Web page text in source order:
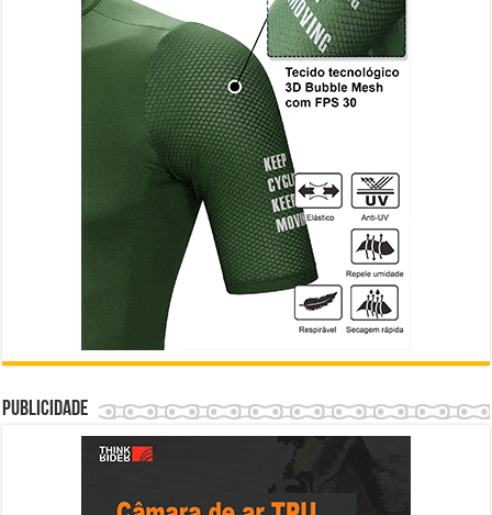
Publicidade